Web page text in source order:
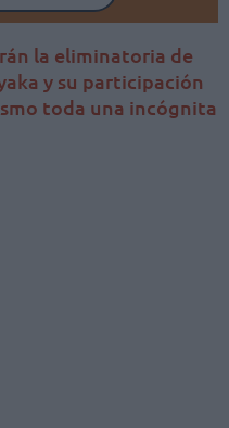
la eliminatoria de
y su participación
toda una incógnita